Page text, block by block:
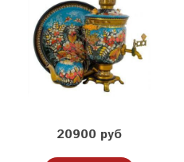
20900 руб